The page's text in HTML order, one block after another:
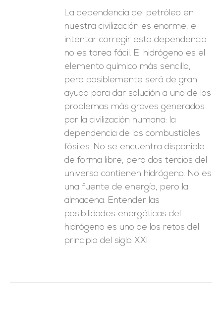
La dependencia del petróleo en
nuestra civilización es enorme, e
intentar corregir esta dependencia
no es tarea fácil. El hidrógeno es el
elemento químico más sencillo,
pero posiblemente será de gran
ayuda para dar solución a uno de los
problemas más graves generados
por la civilización humana: la
dependencia de los combustibles
fósiles. No se encuentra disponible
de forma libre, pero dos tercios del
universo contienen hidrógeno. No es
una fuente de energía, pero la
almacena. Entender las
posibilidades energéticas del
hidrógeno es uno de los retos del
principio del siglo XXI.